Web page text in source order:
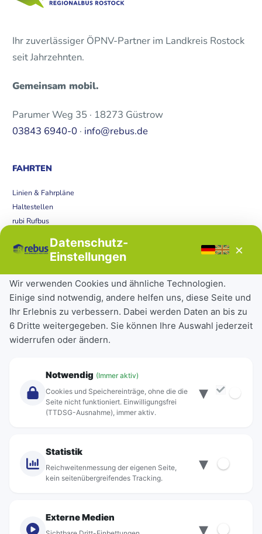
Ihr zuverlässiger ÖPNV-Partner im Landkreis Rostock
seit Jahrzehnten.
Gemeinsam mobil.
Parumer Weg 35 · 18273 Güstrow
03843 6940-0 · info@rebus.de
FAHRTEN
Linien & Fahrpläne
Haltestellen
rubi Rufbus
Störungen
Tickets & Tarife
Deutschlandticket
Schülerkarte
Einzeltickets
Abonnements
Über Rebus
Standorte
Datenschutz-
Einstellungen
×
Wir verwenden Cookies und ähnliche Technologien.
Einige sind notwendig, andere helfen uns, diese Seite und
Ihr Erlebnis zu verbessern. Dabei werden Daten an bis zu
6 Dritte weitergegeben. Sie können Ihre Auswahl jederzeit
widerrufen oder ändern.
Notwendig (Immer aktiv)
Cookies und Speichereinträge, ohne die die
Seite nicht funktioniert. Einwilligungsfrei
(TTDSG-Ausnahme), immer aktiv.
▾
Statistik
Reichweitenmessung der eigenen Seite,
kein seitenübergreifendes Tracking.
▾
Externe Medien
▾